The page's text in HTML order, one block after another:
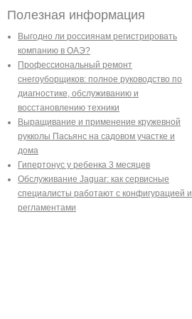
Полезная информация
Выгодно ли россиянам регистрировать
компанию в ОАЭ?
Профессиональный ремонт
снегоуборщиков: полное руководство по
диагностике, обслуживанию и
восстановлению техники
Выращивание и применение кружевной
рукколы Пасьянс на садовом участке и
дома
Гипертонус у ребенка 3 месяцев
Обслуживание Jaguar: как сервисные
специалисты работают с конфигурацией и
регламентами